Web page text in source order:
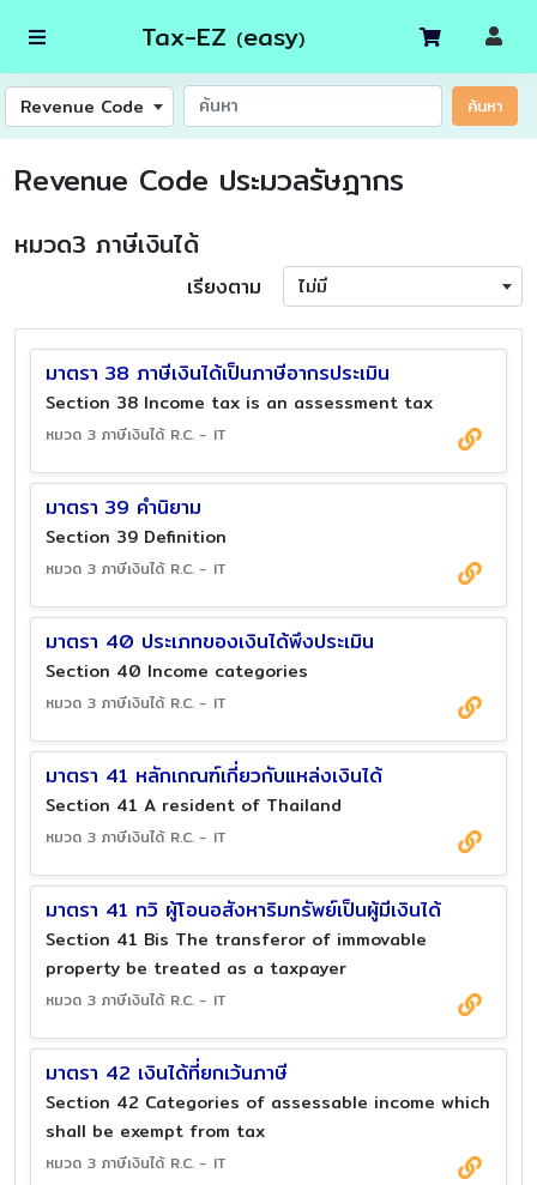
Tax-EZ (easy)
Revenue Code ค้นหา
Revenue Code ประมวลรัษฎากร
หมวด3 ภาษีเงินได้
เรียงตาม ไม่มี
มาตรา 38 ภาษีเงินได้เป็นภาษีอากรประเมิน
Section 38 Income tax is an assessment tax
หมวด 3 ภาษีเงินได้ R.C. - IT
มาตรา 39 คำนิยาม
Section 39 Definition
หมวด 3 ภาษีเงินได้ R.C. - IT
มาตรา 40 ประเภทของเงินได้พึงประเมิน
Section 40 Income categories
หมวด 3 ภาษีเงินได้ R.C. - IT
มาตรา 41 หลักเกณฑ์เกี่ยวกับแหล่งเงินได้
Section 41 A resident of Thailand
หมวด 3 ภาษีเงินได้ R.C. - IT
มาตรา 41 ทวิ ผู้โอนอสังหาริมทรัพย์เป็นผู้มีเงินได้
Section 41 Bis The transferor of immovable
property be treated as a taxpayer
หมวด 3 ภาษีเงินได้ R.C. - IT
มาตรา 42 เงินได้ที่ยกเว้นภาษี
Section 42 Categories of assessable income which
shall be exempt from tax
หมวด 3 ภาษีเงินได้ R.C. - IT